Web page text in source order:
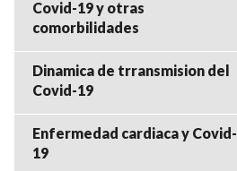
Covid-19 y otras
comorbilidades
Dinamica de trransmision del
Covid-19
Enfermedad cardiaca y Covid-
19